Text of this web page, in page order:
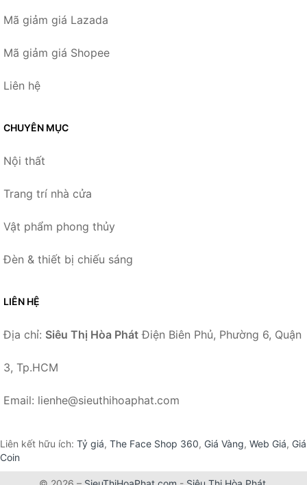
Mã giảm giá Lazada
Mã giảm giá Shopee
Liên hệ
CHUYÊN MỤC
Nội thất
Trang trí nhà cửa
Vật phẩm phong thủy
Đèn & thiết bị chiếu sáng
LIÊN HỆ
Địa chỉ: Siêu Thị Hòa Phát Điện Biên Phủ, Phường 6, Quận
3, Tp.HCM
Email: lienhe@sieuthihoaphat.com
Liên kết hữu ích: Tỷ giá, The Face Shop 360, Giá Vàng, Web Giá, Giá
Coin